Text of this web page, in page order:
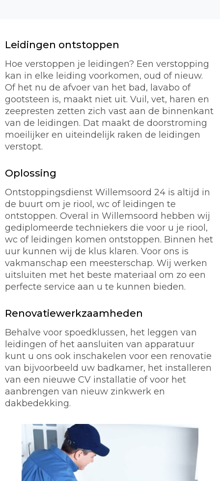
Leidingen ontstoppen
Hoe verstoppen je leidingen? Een verstopping
kan in elke leiding voorkomen, oud of nieuw.
Of het nu de afvoer van het bad, lavabo of
gootsteen is, maakt niet uit. Vuil, vet, haren en
zeepresten zetten zich vast aan de binnenkant
van de leidingen. Dat maakt de doorstroming
moeilijker en uiteindelijk raken de leidingen
verstopt.
Oplossing
Ontstoppingsdienst Willemsoord 24 is altijd in
de buurt om je riool, wc of leidingen te
ontstoppen. Overal in Willemsoord hebben wij
gediplomeerde techniekers die voor u je riool,
wc of leidingen komen ontstoppen. Binnen het
uur kunnen wij de klus klaren. Voor ons is
vakmanschap een meesterschap. Wij werken
uitsluiten met het beste materiaal om zo een
perfecte service aan u te kunnen bieden.
Renovatiewerkzaamheden
Behalve voor spoedklussen, het leggen van
leidingen of het aansluiten van apparatuur
kunt u ons ook inschakelen voor een renovatie
van bijvoorbeeld uw badkamer, het installeren
van een nieuwe CV installatie of voor het
aanbrengen van nieuw zinkwerk en
dakbedekking.